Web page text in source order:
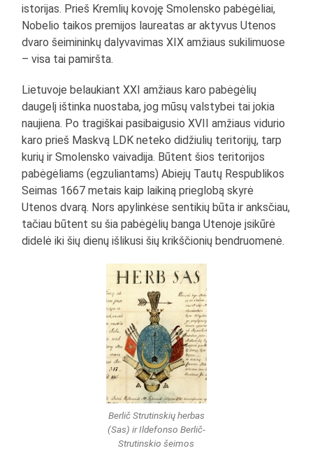
istorijas. Prieš Kremlių kovoję Smolensko pabėgėliai,
Nobelio taikos premijos laureatas ar aktyvus Utenos
dvaro šeimininkų dalyvavimas XIX amžiaus sukilimuose
– visa tai pamiršta.
Lietuvoje belaukiant XXI amžiaus karo pabėgėlių
daugelį ištinka nuostaba, jog mūsų valstybei tai jokia
naujiena. Po tragiškai pasibaigusio XVII amžiaus vidurio
karo prieš Maskvą LDK neteko didžiulių teritorijų, tarp
kurių ir Smolensko vaivadija. Būtent šios teritorijos
pabėgėliams (egzuliantams) Abiejų Tautų Respublikos
Seimas 1667 metais kaip laikiną prieglobą skyrė
Utenos dvarą. Nors apylinkėse sentikių būta ir anksčiau,
tačiau būtent su šia pabėgėlių banga Utenoje įsikūrė
didelė iki šių dienų išlikusi šių krikščionių bendruomenė.
Berlič Strutinskių herbas
(Sas) ir Ildefonso Berlič-
Strutinskio šeimos